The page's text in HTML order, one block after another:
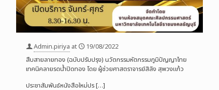
Admin.piriya at
19/08/2022
สืบสายลายทอง (ฉบับปรับปรุง) นวัตกรรมหัตกรรมภูมิปัญญาไทย
เทคนิคลายรดน้ำปิดทอง โดย ผู้ช่วยศาสตราจารย์สิลัง สุพวงแก้ว
ประชาสัมพันธ์หนังสือใหม่ปร[…]